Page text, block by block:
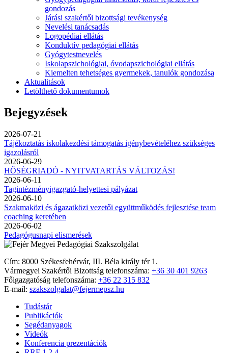
gondozás
Járási szakértői bizottsági tevékenység
Nevelési tanácsadás
Logopédiai ellátás
Konduktív pedagógiai ellátás
Gyógytestnevelés
Iskolapszichológiai, óvodapszichológiai ellátás
Kiemelten tehetséges gyermekek, tanulók gondozása
Aktualitások
Letölthető dokumentumok
Bejegyzések
2026-07-21
Tájékoztatás iskolakezdési támogatás igénybevételéhez szükséges
igazolásról
2026-06-29
HŐSÉGRIADÓ - NYITVATARTÁS VÁLTOZÁS!
2026-06-11
Tagintézményigazgató-helyettesi pályázat
2026-06-10
Szakmaközi és ágazatközi vezetői együttműködés fejlesztése team
coaching keretében
2026-06-02
Pedagógusnapi elismerések
Cím: 8000 Székesfehérvár, III. Béla király tér 1.
Vármegyei Szakértői Bizottság telefonszáma: +36 30 401 9263
Főigazgatóság telefonszáma: +36 22 315 832
E-mail: szakszolgalat@fejermepsz.hu
Tudástár
Publikációk
Segédanyagok
Videók
Konferencia prezentációk